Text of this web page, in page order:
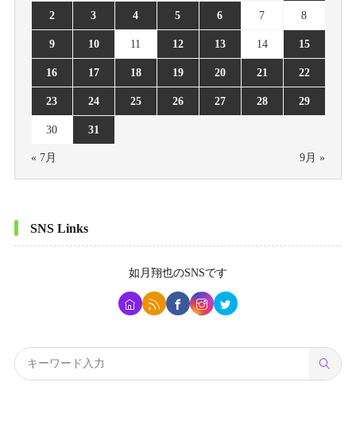
2 3 4 5 6 7 8
9 10 11 12 13 14 15
16 17 18 19 20 21 22
23 24 25 26 27 28 29
30 31
« 7月 9月 »
SNS Links
如月翔也のSNSです